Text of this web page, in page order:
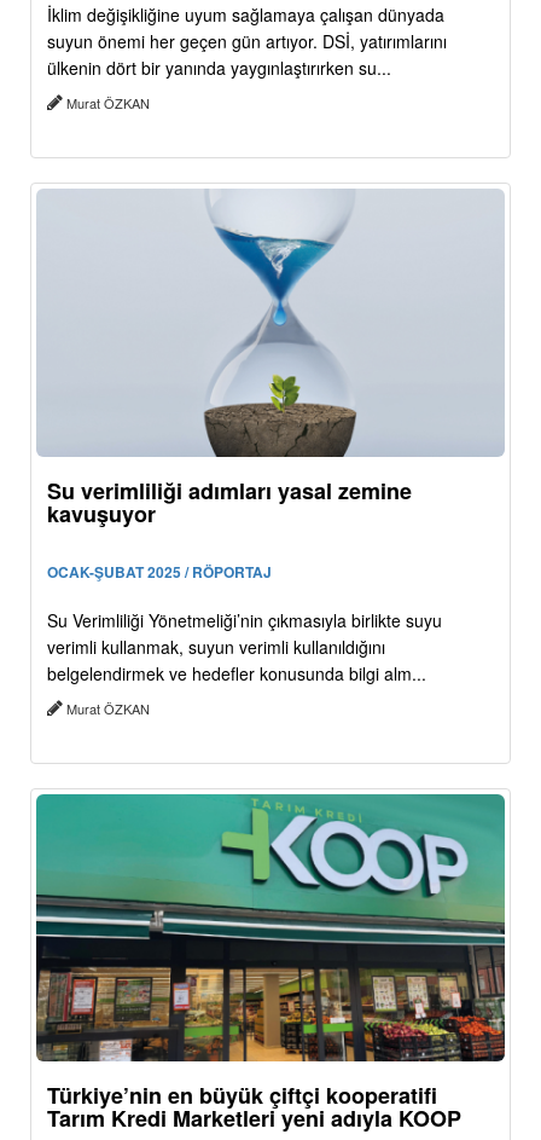
İklim değişikliğine uyum sağlamaya çalışan dünyada
suyun önemi her geçen gün artıyor. DSİ, yatırımlarını
ülkenin dört bir yanında yaygınlaştırırken su...
Murat ÖZKAN
Su verimliliği adımları yasal zemine
kavuşuyor
OCAK-ŞUBAT 2025 / RÖPORTAJ
Su Verimliliği Yönetmeliği’nin çıkmasıyla birlikte suyu
verimli kullanmak, suyun verimli kullanıldığını
belgelendirmek ve hedefler konusunda bilgi alm...
Murat ÖZKAN
Türkiye’nin en büyük çiftçi kooperatifi
Tarım Kredi Marketleri yeni adıyla KOOP